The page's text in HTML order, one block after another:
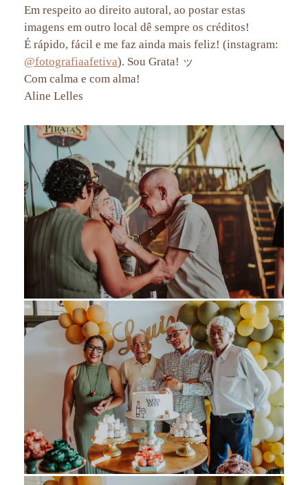
Em respeito ao direito autoral, ao postar estas
imagens em outro local dê sempre os créditos!
É rápido, fácil e me faz ainda mais feliz! (instagram:
@fotografiaafetiva). Sou Grata! ッ
Com calma e com alma!
Aline Lelles